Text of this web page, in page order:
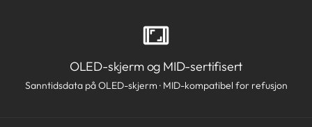
OLED-skjerm og MID-sertifisert
Sanntidsdata på OLED-skjerm · MID-kompatibel for refusjon